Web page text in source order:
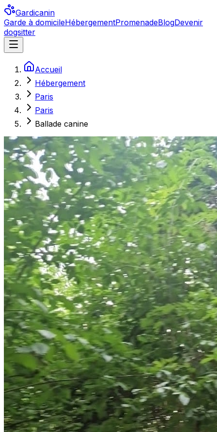
Gardicanin
Garde à domicileHébergementPromenadeBlogDevenir
dogsitter
Accueil
Hébergement
Paris
Paris
Ballade canine